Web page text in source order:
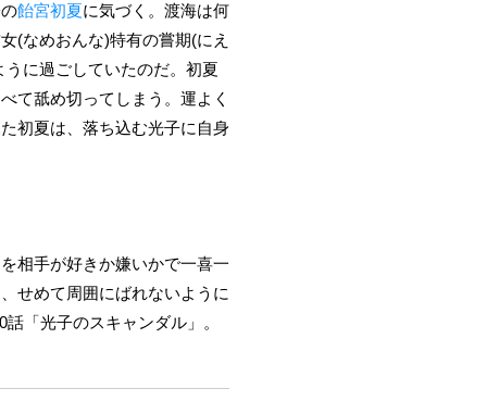
飴宮初夏に気づく。渡海は何
(なめおんな)特有の嘗期(にえ
に過ごしていたのだ。初夏
て舐め切ってしまう。運よく
初夏は、落ち込む光子に自身
相手が好きか嫌いかで一喜一
せめて周囲にばれないように
「光子のスキャンダル」。